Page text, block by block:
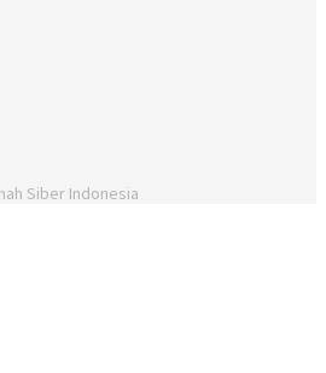
Siber Indonesia